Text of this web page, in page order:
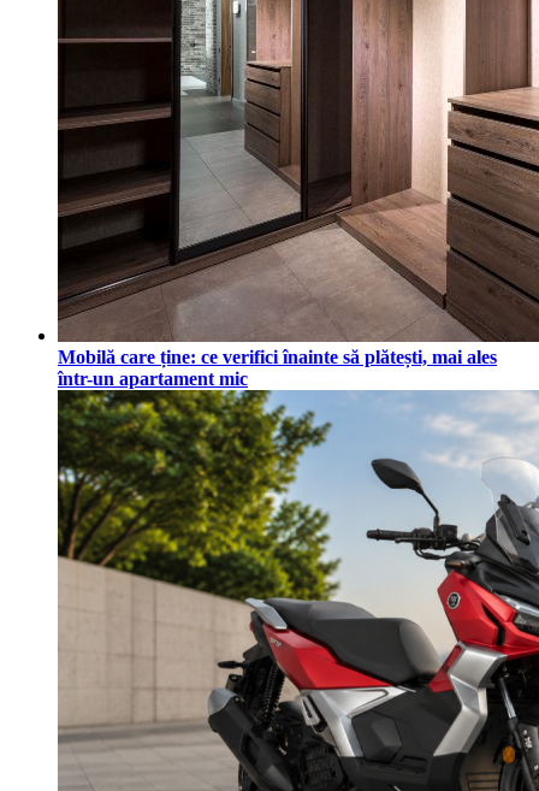
Mobilă care ține: ce verifici înainte să plătești, mai ales
într-un apartament mic